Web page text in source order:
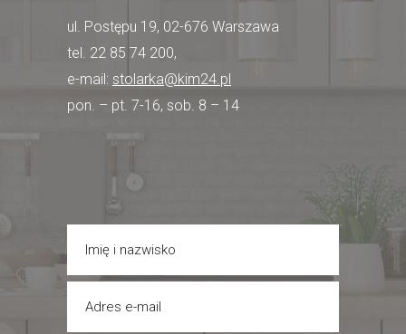
ul. Postępu 19, 02-676 Warszawa
tel. 22 85 74 200,
e-mail: stolarka@kim24.pl
pon. – pt. 7-16, sob. 8 – 14